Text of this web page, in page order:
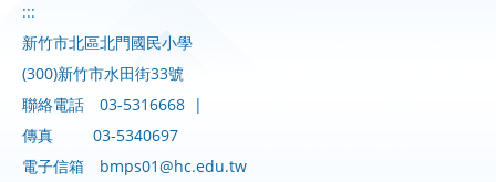
:::
新竹市北區北門國民小學
(300)新竹市水田街33號
聯絡電話
03-5316668 |
傳真
03-5340697
電子信箱
bmps01@hc.edu.tw